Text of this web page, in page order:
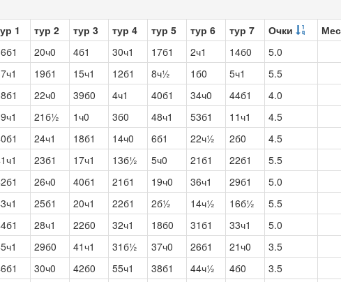
1 тур 2 тур 3 тур 4 тур 5 тур 6 тур 7 Очки
20ч0 4б1 30ч1 17б1 2ч1 14б0 5.0
19б1 15ч1 12б1 8ч½ 1б0 5ч1 5.5
22ч0 39б0 4ч1 40б1 34ч0 44б1 4.0
21б½ 1ч0 3б0 48ч1 53б1 11ч1 4.5
24ч1 18б1 14ч0 6б1 22ч½ 2б0 4.5
23б1 17ч1 13б½ 5ч0 21б1 22б1 5.5
26ч0 40б1 21б1 19ч0 36ч1 29б1 5.0
25б1 20ч1 22б1 2б½ 14ч½ 16б½ 5.5
28ч1 22б0 32ч1 18б0 31б1 33ч1 5.0
29б0 41ч1 31б½ 37ч0 26б1 21ч0 3.5
30ч0 42б0 55ч1 38б1 44ч½ 4б0 3.5